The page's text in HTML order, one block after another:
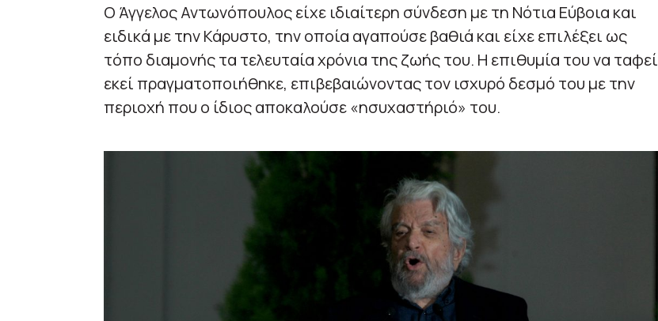
Ο Άγγελος Αντωνόπουλος είχε ιδιαίτερη σύνδεση με τη Νότια Εύβοια και
ειδικά με την Κάρυστο, την οποία αγαπούσε βαθιά και είχε επιλέξει ως
τόπο διαμονής τα τελευταία χρόνια της ζωής του. Η επιθυμία του να ταφεί
εκεί πραγματοποιήθηκε, επιβεβαιώνοντας τον ισχυρό δεσμό του με την
περιοχή που ο ίδιος αποκαλούσε «ησυχαστήριό» του.